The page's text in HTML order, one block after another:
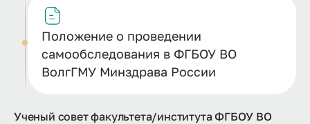
Положение о проведении
самообследования в ФГБОУ ВО
ВолгГМУ Минздрава России
Ученый совет факультета/института ФГБОУ ВО